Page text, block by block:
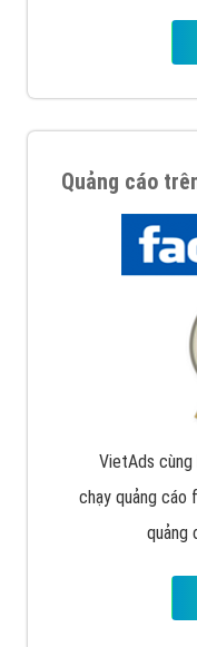
Quảng cáo
VietAds
chạy quảng cáo
quảng